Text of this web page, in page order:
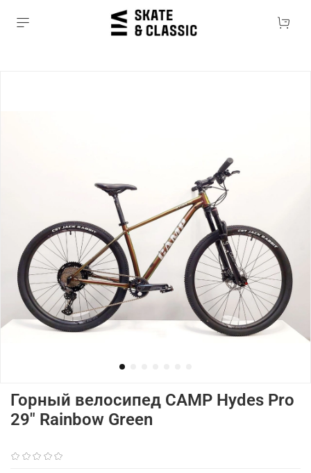
Горный велосипед CAMP Hydes Pro
29" Rainbow Green